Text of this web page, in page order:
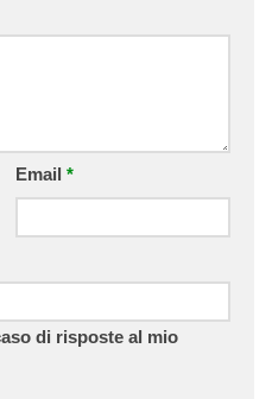
Email *
di risposte al mio